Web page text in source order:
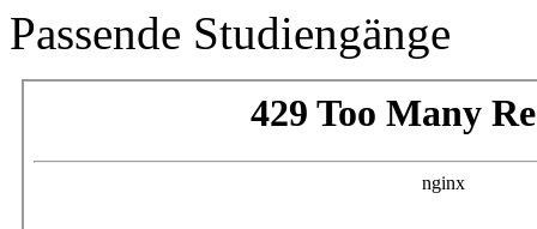
Passende Studiengänge